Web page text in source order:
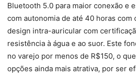
Bluetooth 5.0 para maior conexão e
com autonomia de até 40 horas com
design intra-auricular com
resistência à água e ao suor. Este
no varejo por menos de R$150, o
opções ainda mais atrativa, por ser